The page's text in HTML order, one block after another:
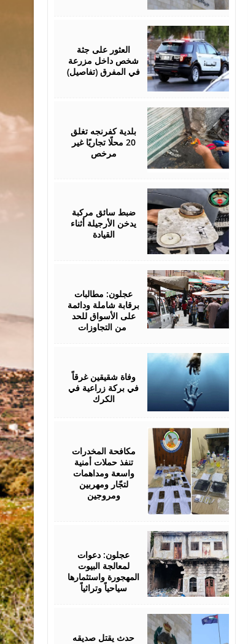
العثور على جثة
شخص داخل مزرعة
في المفرق (تفاصيل)
بلدية كفرنجه تغلق
20 محلًا تجاريًا غير
مرخص
ضبط سائق مركبة
يدخن الأرجيلة أثناء
القيادة
عجلون: مطالبات
برقابة شاملة ودائمة
على الأسواق للحد
وفاة شقيقين غرقاً
في بركة زراعية في
الكرك
2026
مكافحة المخدرات
تنفذ حملات أمنية
واسعة ومداهمات
لتجّار ومهربين
ومروجين
عجلون: دعوات
لمعالجة البيوت
المهجورة واستثمارها
سياحياً وتراثياً
حدث يقتل صديقه